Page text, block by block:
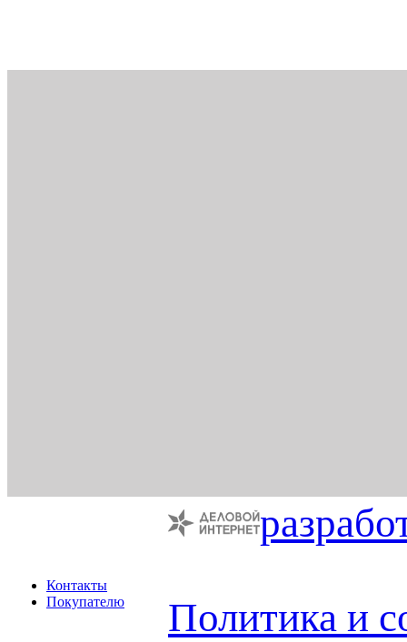
Контакты
Покупателю
Политика и